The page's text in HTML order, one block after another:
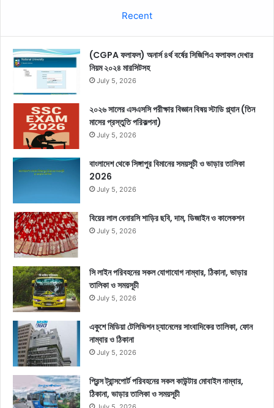
Recent
(CGPA ফলাফল) অনার্স ৪র্থ বর্ষের সিজিপিএ ফলাফল দেখার
নিয়ম ২০২৪ মারসিটসহ
July 5, 2026
২০২৬ সালের এসএসসি পরীক্ষার বিজ্ঞান বিষয় স্টাডি প্ল্যান (তিন
মাসের প্রস্তুতি পরিকল্পনা)
July 5, 2026
বাংলাদেশ থেকে সিঙ্গাপুর বিমানের সময়সূচী ও ভাড়ার তালিকা
2026
July 5, 2026
বিয়ের লাল বেনারসি শাড়ির ছবি, দাম, ডিজাইন ও কালেকশন
July 5, 2026
সি লাইন পরিবহনের সকল যোগাযোগ নাম্বার, ঠিকানা, ভাড়ার
তালিকা ও সময়সূচী
July 5, 2026
একুশে মিডিয়া টেলিভিশন চ্যানেলের সাংবাদিকের তালিকা, ফোন
নাম্বার ও ঠিকানা
July 5, 2026
প্রিন্স ট্রান্সপোর্ট পরিবহনের সকল কাউন্টার মোবাইল নাম্বার,
ঠিকানা, ভাড়ার তালিকা ও সময়সূচী